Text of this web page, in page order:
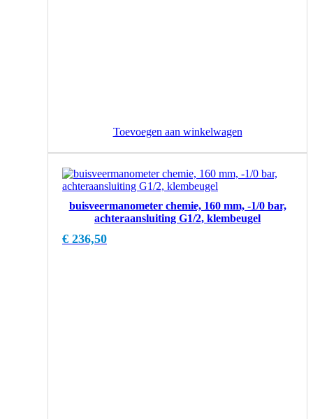
Toevoegen aan winkelwagen
buisveermanometer chemie, 160 mm, -1/0 bar,
achteraansluiting G1/2, klembeugel
€ 236,50